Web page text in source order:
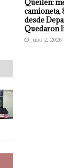
Queilen:
camioneta,
desde
Quedaron
julio 2, 2026